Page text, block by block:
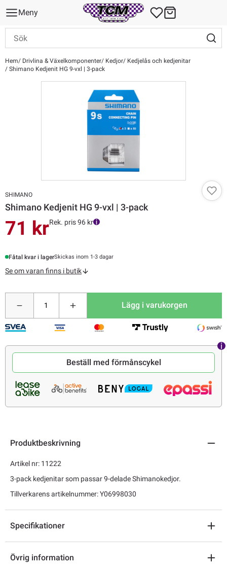
Meny
Hem Drivlina & Växelkomponenter Kedjor
Kedjelås och kedjenitar
Shimano Kedjenit HG 9-vxl | 3-pack
SHIMANO
Shimano Kedjenit HG 9-vxl | 3-pack
71 krRek. pris 96 kr
Fåtal kvar i lagerSkickas inom 1-3 dagar
Se om varan finns i butik
Lägg i varukorgen
Beställ med förmånscykel
Produktbeskrivning
Artikel nr: 11222
3-pack kedjenitar som passar 9-delade Shimanokedjor.
Tillverkarens artikelnummer: Y06998030
Specifikationer
Övrig information